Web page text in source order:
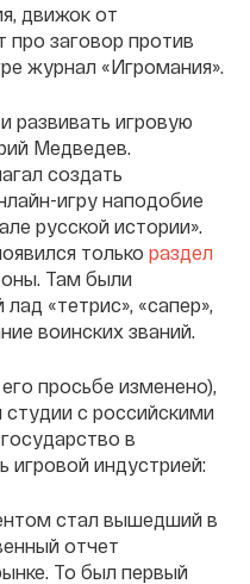
движок от
про заговор против
журнал «Игромания».
развивать игровую
Медведев.
создать
игру наподобие
русской истории».
только раздел
Там были
«тетрис», «сапер»,
воинских званий.
просьбе изменено),
с российскими
в
игровой индустрией:
стал вышедший в
отчет
То был первый